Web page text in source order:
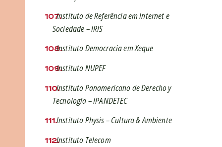
Instituto de Referência em Internet e
Sociedade – IRIS
Instituto Democracia em Xeque
Instituto NUPEF
Instituto Panamericano de Derecho y
Tecnología – IPANDETEC
Instituto Physis – Cultura & Ambiente
Instituto Telecom